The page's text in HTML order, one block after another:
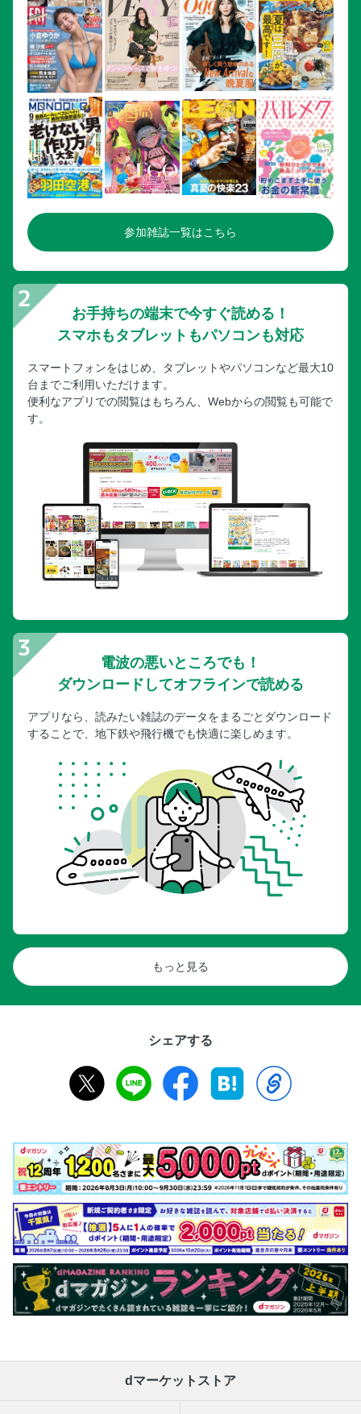
参加雑誌一覧はこちら
お手持ちの端末で今すぐ読める！
スマホもタブレットもパソコンも対応
スマートフォンをはじめ、タブレットやパソコンなど最大10
台までご利用いただけます。
便利なアプリでの閲覧はもちろん、Webからの閲覧も可能で
す。
電波の悪いところでも！
ダウンロードしてオフラインで読める
アプリなら、読みたい雑誌のデータをまるごとダウンロード
することで、地下鉄や飛行機でも快適に楽しめます。
もっと見る
シェアする
dマーケットストア